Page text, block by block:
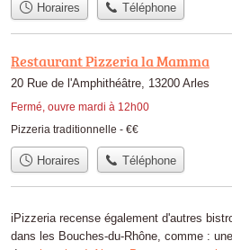
Horaires Téléphone
Restaurant Pizzeria la Mamma
20 Rue de l'Amphithéâtre, 13200 Arles
Fermé, ouvre mardi à 12h00
Pizzeria traditionnelle - €€
Horaires Téléphone
iPizzeria recense également d'autres
dans les Bouches-du-Rhône, comme : une